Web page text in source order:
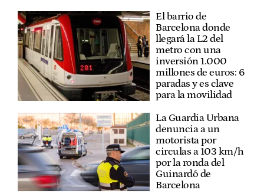
El barrio de
Barcelona donde
llegará la L2 del
metro con una
inversión 1.000
millones de euros: 6
paradas y es clave
para la movilidad
La Guardia Urbana
denuncia a un
motorista por
circulas a 103 km/h
por la ronda del
Guinardó de
Barcelona